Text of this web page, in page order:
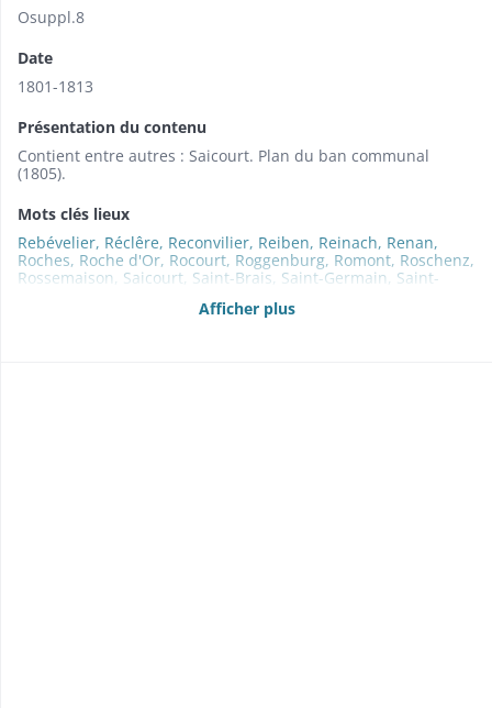
Osuppl.8
Date
1801-1813
Présentation du contenu
Contient entre autres : Saicourt. Plan du ban communal
(1805).
Mots clés lieux
Rebévelier, Réclêre, Reconvilier, Reiben, Reinach, Renan,
Roches, Roche d'Or, Rocourt, Roggenburg, Romont, Roschenz,
Rossemaison, Saicourt, Saint-Brais, Saint-Germain, Saint-
Ursanne, Saulcy, Saules, Scheulte (La), Schönenbuch, Seehof,
Afficher plus